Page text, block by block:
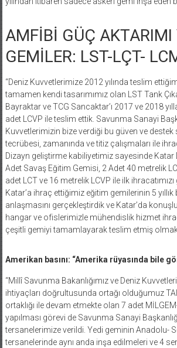
AMFİBİ GÜÇ AKTARIMI
GEMİLER: LST-LÇT-
“Deniz Kuvvetlerimize 2012 yılında teslim
tamamen kendi tasarımımız olan LST Tank
Bayraktar ve TCG Sancaktar’ı 2017 ve 2018
adet LCVP ile teslim ettik. Savunma Sanayi
Kuvvetlerimizin bize verdiği bu güven ve
tecrübesi, zamanında ve titiz çalışmaları ile
Dizayn geliştirme kabiliyetimiz sayesinde Katar
Adet Savaş Eğitim Gemisi, 2 Adet 40 metrelik
adet LCT ve 16 metrelik LCVP ile ilk
Katar’a ihraç ettiğimiz eğitim gemilerinin 5 yıllık
anlaşmasını gerçekleştirdik ve Katar’da
hangar ve ofislerimizle mühendislik hizmet
çeşitli gemiyi tamamlayarak teslim etmiş
Amerikan basını: “Amerika rüyasında bile
“Millî Savunma Bakanlığımız ve Deniz
ihtiyaçları doğrultusunda ortağı olduğumuz
ortaklığı ile devam etmekte olan 7 adet
yapılması görevi de Savunma Sanayi
tersanelerimize verildi. Yedi geminin Anadolu-
tersanelerinde aynı anda inşa edilmeleri ve 4